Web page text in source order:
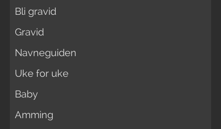
Bli gravid
Gravid
Navneguiden
Uke for uke
Baby
Amming